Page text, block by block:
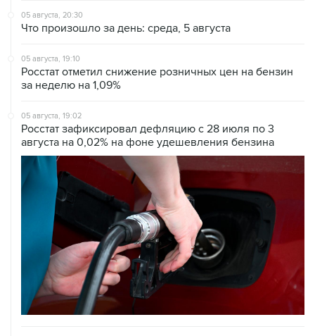
05 августа, 20:30
Что произошло за день: среда, 5 августа
05 августа, 19:10
Росстат отметил снижение розничных цен на бензин
за неделю на 1,09%
05 августа, 19:02
Росстат зафиксировал дефляцию с 28 июля по 3
августа на 0,02% на фоне удешевления бензина